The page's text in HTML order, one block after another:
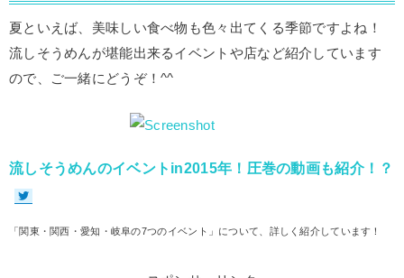
夏といえば、美味しい食べ物も色々出てくる季節ですよね！
流しそうめんが堪能出来るイベントや店など紹介しています
ので、ご一緒にどうぞ！^^
流しそうめんのイベントin2015年！圧巻の動画も紹介！？
「関東・関西・愛知・岐阜の7つのイベント」について、詳しく紹介しています！